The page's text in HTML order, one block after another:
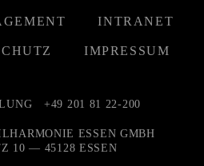
INTRANET
IMPRESSUM
+49 201 81 22-200
ESSEN GMBH
10 — 45128 ESSEN